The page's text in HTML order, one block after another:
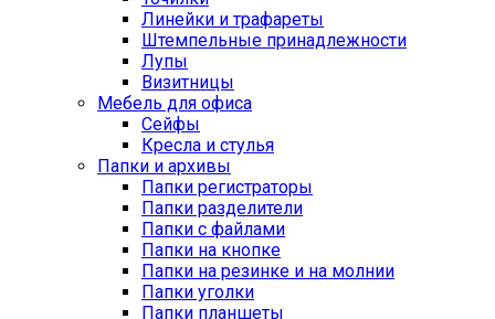
Линейки и трафареты
Штемпельные принадлежности
Лупы
Визитницы
Мебель для офиса
Сейфы
Кресла и стулья
Папки и архивы
Папки регистраторы
Папки разделители
Папки с файлами
Папки на кнопке
Папки на резинке и на молнии
Папки уголки
Папки планшеты